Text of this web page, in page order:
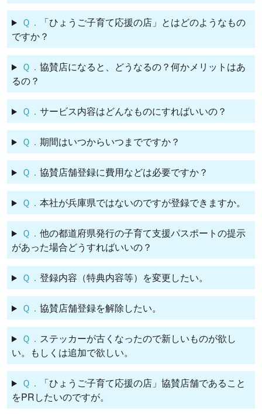
Ｑ．
「ひょうご子育て応援の店」とはどのようなもの
ですか？
Ｑ． 協賛店になると、どうなるの？何かメリットはあ
るの？
Ｑ． サービス内容はどんなものにすればいいの？
Ｑ． 期間はいつからいつまでですか？
Ｑ． 協賛店舗登録に費用などは必要ですか？
Ｑ． 本社が兵庫県ではないのですが登録できますか。
Ｑ． 他の都道府県発行の子育て支援パスポートの提示
があった場合どうすればいいの？
Ｑ． 登録内容（特典内容等）を変更したい。
Ｑ． 協賛店舗登録を解除したい。
Ｑ． ステッカーが古くなったので新しいものが欲し
い。もしくは追加で欲しい。
Ｑ．
「ひょうご子育て応援の店」協賛店舗であること
をPRしたいのですが。